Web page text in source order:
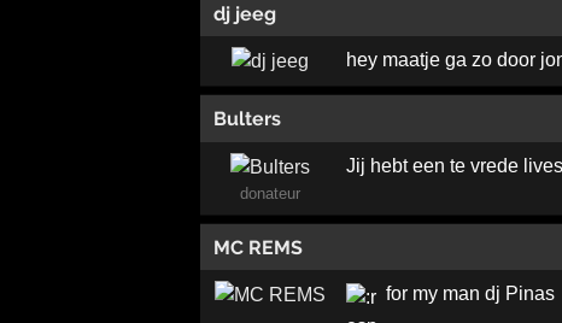
dj jeeg
hey maatje ga zo door
Bulters
donateur
Jij hebt een te vrede
MC REMS
for my man dj Pinas